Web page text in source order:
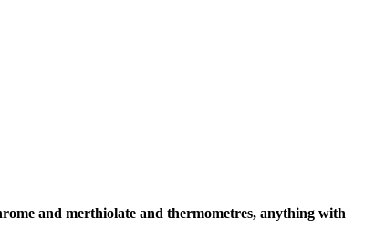
and merthiolate and thermometres, anything with